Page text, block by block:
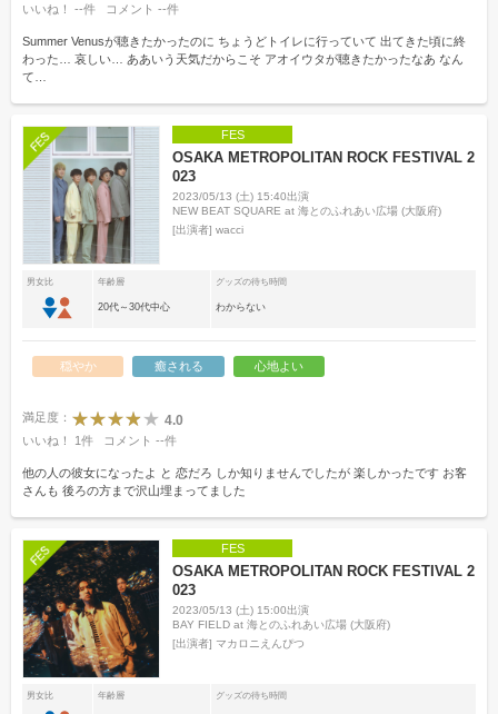
いいね！ --件 コメント --件
Summer Venusが聴きたかったのに ちょうどトイレに行っていて 出てきた頃に終
わった… 哀しい… ああいう天気だからこそ アオイウタが聴きたかったなあ なん
て…
FES
OSAKA METROPOLITAN ROCK FESTIVAL 2
023
2023/05/13 (土) 15:40出演
NEW BEAT SQUARE at 海とのふれあい広場 (大阪府)
[出演者]wacci
男女比 年齢層 グッズの待ち時間
20代～30代中心 わからない
穏やか 癒される 心地よい
満足度： 4.0
いいね！ 1件 コメント --件
他の人の彼女になったよ と 恋だろ しか知りませんでしたが 楽しかったです お客
さんも 後ろの方まで沢山埋まってました
FES
OSAKA METROPOLITAN ROCK FESTIVAL 2
023
2023/05/13 (土) 15:00出演
BAY FIELD at 海とのふれあい広場 (大阪府)
[出演者] マカロニえんぴつ
男女比 年齢層 グッズの待ち時間